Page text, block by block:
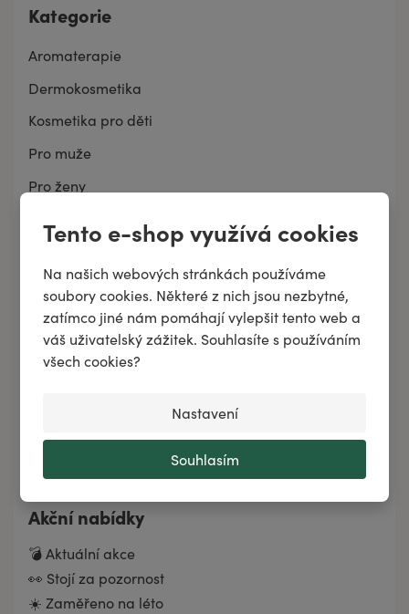
Tento e-shop využívá cookies
Na našich webových stránkách používáme
soubory cookies. Některé z nich jsou nezbytné,
zatímco jiné nám pomáhají vylepšit tento web a
váš uživatelský zážitek. Souhlasíte s používáním
všech cookies?
Nastavení
Souhlasím
Kategorie
Aromaterapie
Dermokosmetika
Kosmetika pro děti
Pro muže
Pro ženy
BELAIR PUR
Značky
Zachraň produkt
Tipy měsíce
Akční nabídky
💣 Aktuální akce
👀 Stojí za pozornost
☀️ Zaměřeno na léto